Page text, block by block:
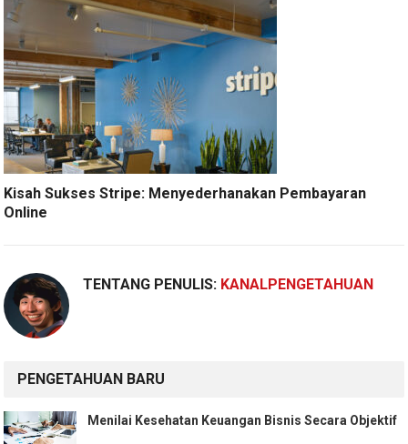
Kisah Sukses Stripe: Menyederhanakan Pembayaran
Online
TENTANG PENULIS: KANALPENGETAHUAN
PENGETAHUAN BARU
Menilai Kesehatan Keuangan Bisnis Secara Objektif